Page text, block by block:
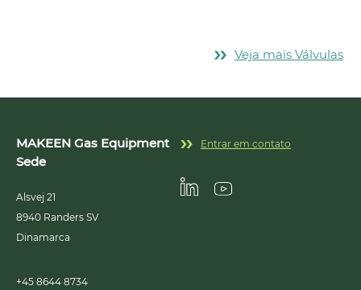
Veja mais Válvulas
MAKEEN Gas Equipment
Sede
Alsvej 21
8940 Randers SV
Dinamarca
+45 8644 8734
Entrar em contato